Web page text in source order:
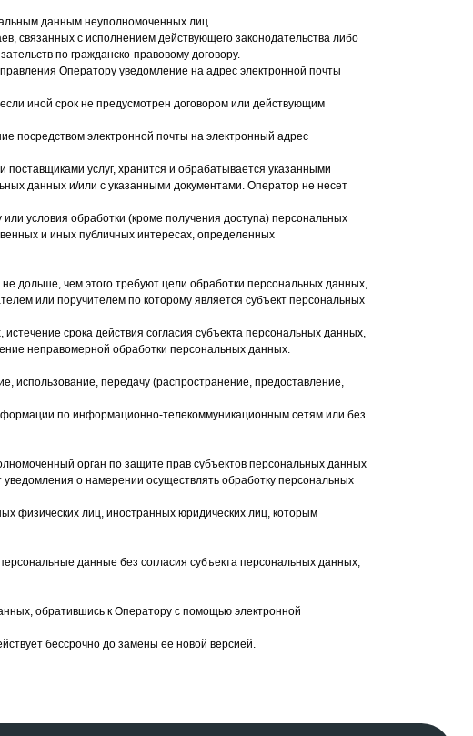
данным неуполномоченных лиц.
связанных с исполнением действующего законодательства либо
по гражданско-правовому договору.
Оператору уведомление на адрес электронной почты
иной срок не предусмотрен договором или действующим
посредством электронной почты на электронный адрес
услуг, хранится и обрабатывается указанными
данных и/или с указанными документами. Оператор не несет
условия обработки (кроме получения доступа) персональных
и иных публичных интересах, определенных
дольше, чем этого требуют цели обработки персональных данных,
или поручителем по которому является субъект персональных
срока действия согласия субъекта персональных данных,
неправомерной обработки персональных данных.
использование, передачу (распространение, предоставление,
по информационно-телекоммуникационным сетям или без
орган по защите прав субъектов персональных данных
о намерении осуществлять обработку персональных
физических лиц, иностранных юридических лиц, которым
данные без согласия субъекта персональных данных,
обратившись к Оператору с помощью электронной
бессрочно до замены ее новой версией.
Этапы работы
Преимущества Отзывы